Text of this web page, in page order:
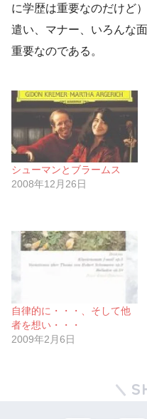
に学歴は重要なのだけど
遣い、マナー、いろんな
重要なのである。
シューマンとブラームス
2008年12月26日
自律的に・・・、そして他
者を想い・・・
2009年2月6日